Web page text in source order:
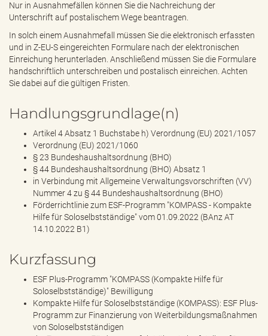
Nur in Ausnahmefällen können Sie die Nachreichung der
Unterschrift auf postalischem Wege beantragen.
In solch einem Ausnahmefall müssen Sie die elektronisch erfassten
und in Z-EU-S eingereichten Formulare nach der elektronischen
Einreichung herunterladen. Anschließend müssen Sie die Formulare
handschriftlich unterschreiben und postalisch einreichen. Achten
Sie dabei auf die gültigen Fristen.
Handlungsgrundlage(n)
Artikel 4 Absatz 1 Buchstabe h) Verordnung (EU) 2021/1057
Verordnung (EU) 2021/1060
§ 23 Bundeshaushaltsordnung (BHO)
§ 44 Bundeshaushaltsordnung (BHO) Absatz 1
in Verbindung mit Allgemeine Verwaltungsvorschriften (VV)
Nummer 4 zu § 44 Bundeshaushaltsordnung (BHO)
Förderrichtlinie zum ESF-Programm "KOMPASS - Kompakte
Hilfe für Soloselbstständige" vom 01.09.2022 (BAnz AT
14.10.2022 B1)
Kurzfassung
ESF Plus-Programm "KOMPASS (Kompakte Hilfe für
Soloselbstständige)" Bewilligung
Kompakte Hilfe für Soloselbstständige (KOMPASS): ESF Plus-
Programm zur Finanzierung von Weiterbildungsmaßnahmen
von Soloselbstständigen